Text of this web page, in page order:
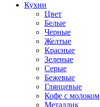
Кухни
Цвет
Белые
Черные
Желтые
Красные
Зеленые
Серые
Бежевые
Глянцевые
Кофе с молоком
Металлик